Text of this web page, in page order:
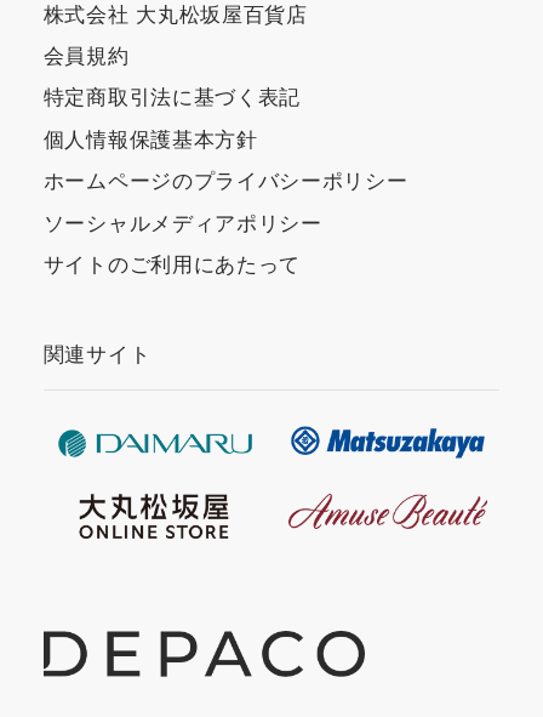
株式会社 大丸松坂屋百貨店
会員規約
特定商取引法に基づく表記
個人情報保護基本方針
ホームページのプライバシーポリシー
ソーシャルメディアポリシー
サイトのご利用にあたって
関連サイト